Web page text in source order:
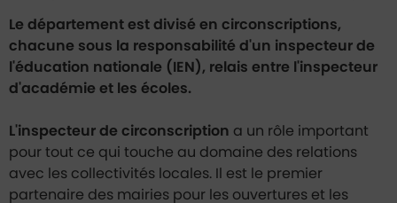
Le département est divisé en circonscriptions,
chacune sous la responsabilité d'un inspecteur de
l'éducation nationale (IEN), relais entre l'inspecteur
d'académie et les écoles.
L'inspecteur de circonscription a un rôle important
pour tout ce qui touche au domaine des relations
avec les collectivités locales. Il est le premier
partenaire des mairies pour les ouvertures et les